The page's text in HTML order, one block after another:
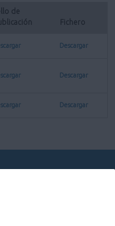
de
Fichero
Descargar
Descargar
Descargar